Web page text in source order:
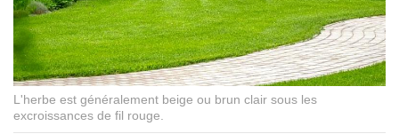
L'herbe est généralement beige ou brun clair sous les
excroissances de fil rouge.